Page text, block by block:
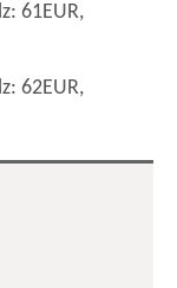
61EUR,
62EUR,